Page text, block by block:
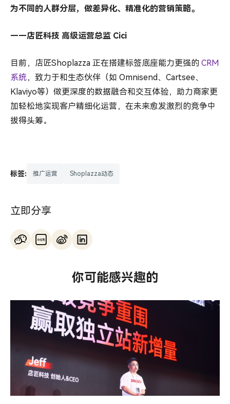
为不同的人群分层，做差异化、精准化的营销策略。
——店匠科技 高级运营总监 Cici
目前，店匠Shoplazza 正在搭建标签底座能力更强的 CRM
系统，致力于和生态伙伴（如 Omnisend、Cartsee、
Klaviyo等）做更深度的数据融合和交互体验，助力商家更
加轻松地实现客户精细化运营，在未来愈发激烈的竞争中
拔得头筹。
标签: 推广运营 Shoplazza动态
立即分享
你可能感兴趣的